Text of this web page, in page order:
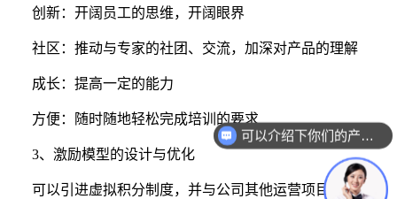
创新：开阔员工的思维，开阔眼界
社区：推动与专家的社团、交流，加深对产品的理解
成长：提高一定的能力
方便：随时随地轻松完成培训的要求
3、激励模型的设计与优化
可以引进虚拟积分制度，并与公司其他运营项目的利益相
可以介绍下你们的产品么？